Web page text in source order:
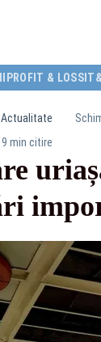
PROFIT & LOSS
Actualitate
9 min citire